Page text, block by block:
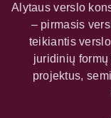
Alytaus verslo
– pirmasis
teikiantis
juridinių
projektus,